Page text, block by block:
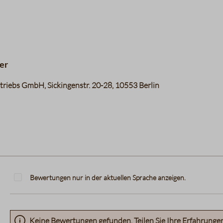
GmbH, Sickingenstr. 20-28, 10553 Berlin
Bewertungen nur in der aktuellen Sprache anzeigen.
Keine Bewertungen gefunden. Teilen Sie Ihre